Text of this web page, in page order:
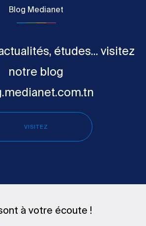
Blog Medianet
études... visitez
notre blog
VISITEZ
à votre écoute !